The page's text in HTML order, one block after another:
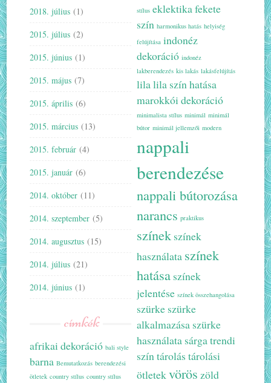
2018. július (1)
2015. július (2)
2015. június (1)
2015. május (7)
2015. április (6)
2015. március (13)
2015. február (4)
2015. január (6)
2014. október (11)
2014. szeptember (5)
2014. augusztus (15)
2014. július (21)
2014. június (1)
címkék
afrikai dekoráció bali style
barna Bemutatkozás berendezési
ötletek country stílus country stílus
stílus eklektikafekete
szín harmonikus hatás helyiség
felújítása indonéz
dekoráció indonéz
lakberendezés kis lakás lakásfelújítás
lilalila szín hatása
marokkói dekoráció
minimalista stílus minimál minimál
bútor minimál jellemzői modern
nappali
berendezése
nappali bútorozása
narancs praktikus
színek színek
használata színek
hatása színek
jelentése színek összehangolása
szürke szürke
alkalmazása szürke
használata sárgatrendi
színtárolás tárolási
ötletekvörös zöld